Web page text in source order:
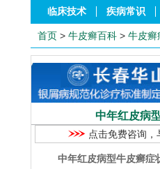
临床技术
疾病常识
首页 > 牛皮癣百科 > 牛皮癣
中年红皮病
点击免费咨询
中年红皮病型牛皮癣症